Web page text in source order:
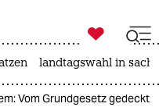

taz zahl ich
landtagswahl in
Vom Grundgesetz gedeckt